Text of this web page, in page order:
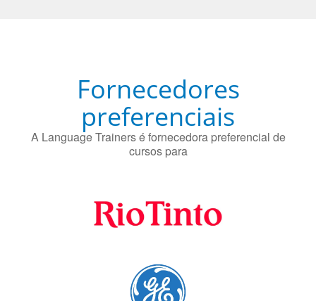
Fornecedores
preferenciais
A Language Trainers é fornecedora preferencial de